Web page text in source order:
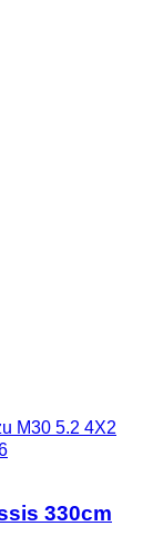
M30 5.2 4X2
330cm